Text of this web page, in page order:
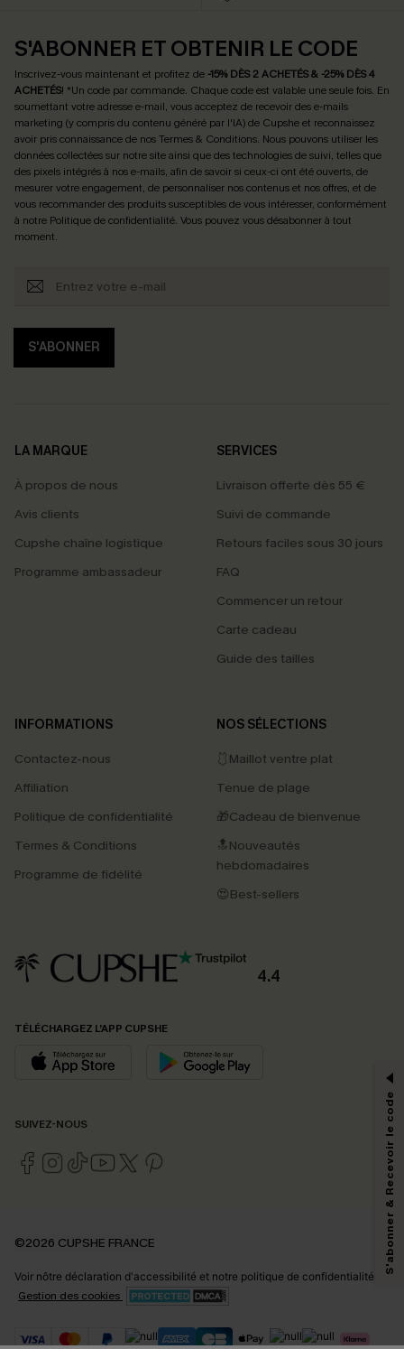
S'ABONNER ET OBTENIR LE CODE
Inscrivez-vous maintenant et profitez de -15% DÈS 2 ACHETÉS & -25% DÈS 4
ACHETÉS! *Un code par commande. Chaque code est valable une seule fois. En
soumettant votre adresse e-mail, vous acceptez de recevoir des e-mails
marketing (y compris du contenu généré par l'IA) de Cupshe et reconnaissez
avoir pris connaissance de nosTermes & Conditions. Nous pouvons utiliser les
données collectées sur notre site ainsi que des technologies de suivi, telles que
des pixels intégrés à nos e-mails, afin de savoir si ceux-ci ont été ouverts, de
mesurer votre engagement, de personnaliser nos contenus et nos offres, et de
vous recommander des produits susceptibles de vous intéresser, conformément
à notre Politique de confidentialité. Vous pouvez vous désabonner à tout
moment.
S'ABONNER
LA MARQUE
À propos de nous
Avis clients
Cupshe chaîne logistique
Programme ambassadeur
SERVICES
Livraison offerte dès 55 €
Suivi de commande
Retours faciles sous 30 jours
FAQ
Commencer un retour
Carte cadeau
Guide des tailles
INFORMATIONS
Contactez-nous
Affiliation
Politique de confidentialité
Termes & Conditions
Programme de fidélité
NOS SÉLECTIONS
🩱Maillot ventre plat
Tenue de plage
🎁Cadeau de bienvenue
🔝Nouveautés
hebdomadaires
😍Best-sellers
4.4
TÉLÉCHARGEZ L’APP CUPSHE
SUIVEZ-NOUS
©2026 CUPSHE FRANCE
Voir nôtre déclaration d'accessibilité et notre politique de confidentialité.
Gestion des cookies
PROFITEZ DE -15%
-15% dès 2 Achetés par E-mail
En soumettant votre adresse e-mail, vous acceptez de recevoir des e-mails
marketing (y compris du contenu généré par l'IA) de Cupshe et
personnaliser nos contenus et nos offres, et de vous recommander des
Politique de
confidentialité. Vous pouvez vous désabonner à tout moment.
S'abonner & Recevoir le code